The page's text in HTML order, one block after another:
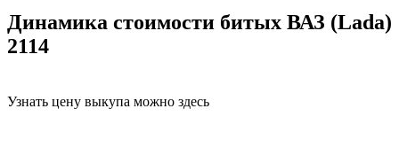
Динамика стоимости битых ВАЗ (Lada)
2114
Узнать цену выкупа можно здесь